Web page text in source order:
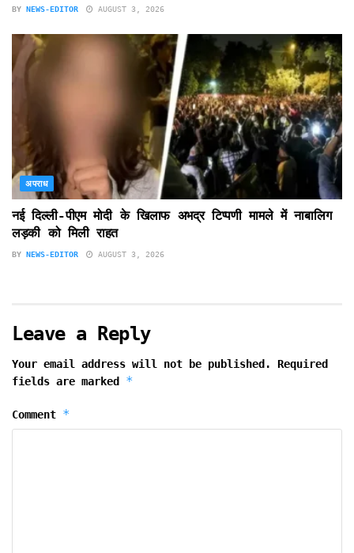
BY NEWS-EDITOR AUGUST 3, 2026
अपराध
नई दिल्ली-पीएम मोदी के खिलाफ अभद्र टिप्पणी मामले में नाबालिग
लड़की को मिली राहत
BY NEWS-EDITOR AUGUST 3, 2026
Leave a Reply
Your email address will not be published.
Required
fields are marked *
Comment *